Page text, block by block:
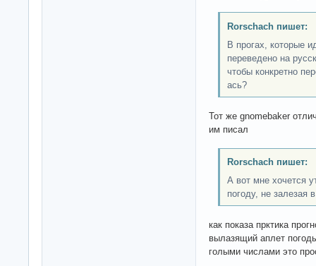
Rorschach пишет:
В прогах, которые
переведено на
чтобы конкретно
ась?
Тот же gnomebaker
им писал
Rorschach пишет:
А вот мне хочется
погоду, не залезая
как показа прктика
вылазящий аплет
голыми числами это